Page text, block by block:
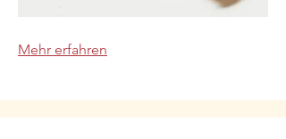
Mehr erfahren